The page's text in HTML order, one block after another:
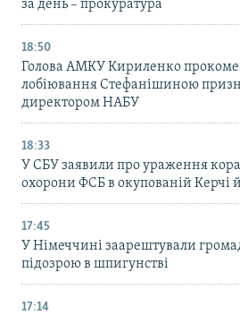
за день – прокуратура
18:50
Голова АМКУ Кириленко
лобіювання Стефанішиною
директором НАБУ
18:33
У СБУ заявили про ураження
охорони ФСБ в окупованій Керчі
17:45
У Німеччині заарештували
підозрою в шпигунстві
17:14